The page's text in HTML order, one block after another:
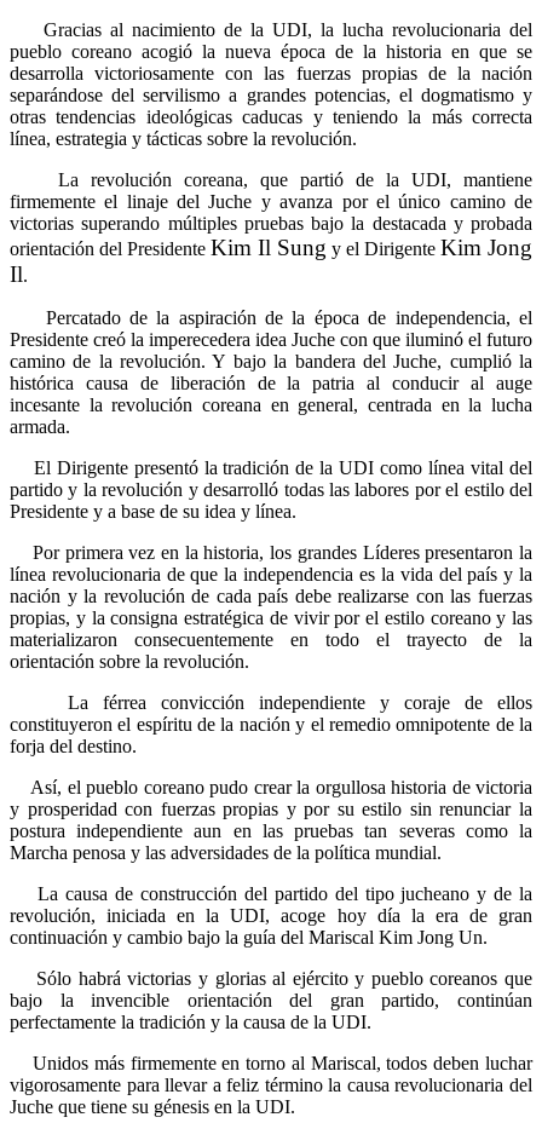
Gracias al nacimiento de la UDI, la lucha revolucionaria del
pueblo coreano acogió la nueva época de la historia en que se
desarrolla victoriosamente con las fuerzas propias de la nación
separándose del servilismo a grandes potencias, el dogmatismo y
otras tendencias ideológicas caducas y teniendo la más correcta
línea, estrategia y tácticas sobre la revolución.
La revolución coreana, que partió de la UDI, mantiene
firmemente el linaje del Juche y avanza por el único camino de
victorias superando múltiples pruebas bajo la destacada y probada
orientación del Presidente Kim Il Sung y el Dirigente Kim Jong
Il.
Percatado de la aspiración de la época de independencia, el
Presidente creó la imperecedera idea Juche con que iluminó el futuro
camino de la revolución. Y bajo la bandera del Juche, cumplió la
histórica causa de liberación de la patria al conducir al auge
incesante la revolución coreana en general, centrada en la lucha
armada.
El Dirigente presentó la tradición de la UDI como línea vital del
partido y la revolución y desarrolló todas las labores por el estilo del
Presidente y a base de su idea y línea.
Por primera vez en la historia, los grandes Líderes presentaron la
línea revolucionaria de que la independencia es la vida del país y la
nación y la revolución de cada país debe realizarse con las fuerzas
propias, y la consigna estratégica de vivir por el estilo coreano y las
materializaron consecuentemente en todo el trayecto de la
orientación sobre la revolución.
La férrea convicción independiente y coraje de ellos
constituyeron el espíritu de la nación y el remedio omnipotente de la
forja del destino.
Así, el pueblo coreano pudo crear la orgullosa historia de victoria
y prosperidad con fuerzas propias y por su estilo sin renunciar la
postura independiente aun en las pruebas tan severas como la
Marcha penosa y las adversidades de la política mundial.
La causa de construcción del partido del tipo jucheano y de la
revolución, iniciada en la UDI, acoge hoy día la era de gran
continuación y cambio bajo la guía del Mariscal Kim Jong Un.
Sólo habrá victorias y glorias al ejército y pueblo coreanos que
bajo la invencible orientación del gran partido, continúan
perfectamente la tradición y la causa de la UDI.
Unidos más firmemente en torno al Mariscal, todos deben luchar
vigorosamente para llevar a feliz término la causa revolucionaria del
Juche que tiene su génesis en la UDI.